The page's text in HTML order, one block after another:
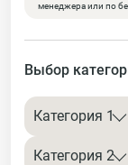
менеджера или по
Выбор
Категория 1
Категория 2